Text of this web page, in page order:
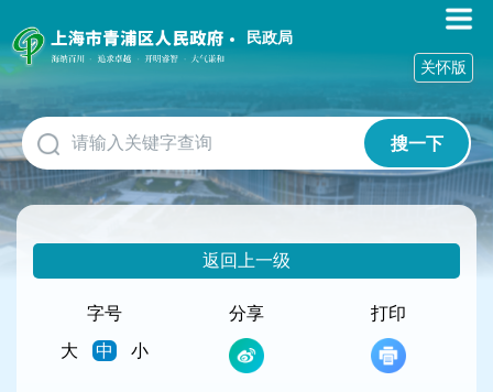
障
碍
作
说
明
跳
到
网
民政局
搜一下
关怀版
返回上一级
字号
大
中 小
分享 打印